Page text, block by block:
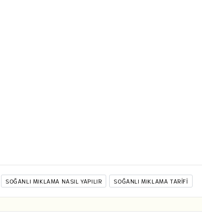
SOĞANLI MIKLAMA NASIL YAPILIR SOĞANLI MIKLAMA TARIFI